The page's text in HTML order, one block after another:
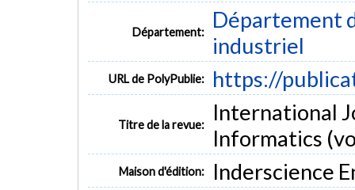
Département:
Département
industriel
URL de PolyPublie: https://
Titre de la revue:
International
Informatics
Maison d'édition: Inderscience